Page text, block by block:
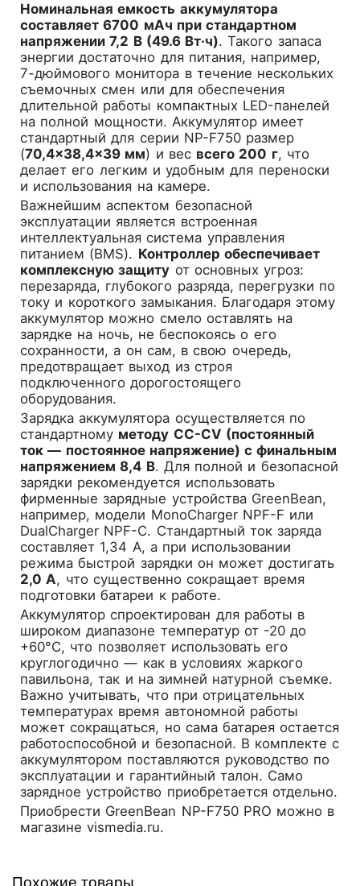
Номинальная емкость аккумулятора
составляет 6700 мАч при стандартном
напряжении 7,2 В (49.6 Вт·ч). Такого запаса
энергии достаточно для питания, например,
7-дюймового монитора в течение нескольких
съемочных смен или для обеспечения
длительной работы компактных LED-панелей
на полной мощности. Аккумулятор имеет
стандартный для серии NP-F750 размер
(70,4×38,4×39 мм) и вес всего 200 г, что
делает его легким и удобным для переноски
и использования на камере.
Важнейшим аспектом безопасной
эксплуатации является встроенная
интеллектуальная система управления
питанием (BMS). Контроллер обеспечивает
комплексную защиту от основных угроз:
перезаряда, глубокого разряда, перегрузки по
току и короткого замыкания. Благодаря этому
аккумулятор можно смело оставлять на
зарядке на ночь, не беспокоясь о его
сохранности, а он сам, в свою очередь,
предотвращает выход из строя
подключенного дорогостоящего
оборудования.
Зарядка аккумулятора осуществляется по
стандартному методу CC-CV (постоянный
ток — постоянное напряжение) с финальным
напряжением 8,4 В. Для полной и безопасной
зарядки рекомендуется использовать
фирменные зарядные устройства GreenBean,
например, модели MonoCharger NPF-F или
DualCharger NPF-C. Стандартный ток заряда
составляет 1,34 А, а при использовании
режима быстрой зарядки он может достигать
2,0 А, что существенно сокращает время
подготовки батареи к работе.
Аккумулятор спроектирован для работы в
широком диапазоне температур от -20 до
+60°C, что позволяет использовать его
круглогодично — как в условиях жаркого
павильона, так и на зимней натурной съемке.
Важно учитывать, что при отрицательных
температурах время автономной работы
может сокращаться, но сама батарея остается
работоспособной и безопасной. В комплекте с
аккумулятором поставляются руководство по
эксплуатации и гарантийный талон. Само
зарядное устройство приобретается отдельно.
Приобрести GreenBean NP-F750 PRO можно в
магазинеvismedia.ru.
Похожие товары